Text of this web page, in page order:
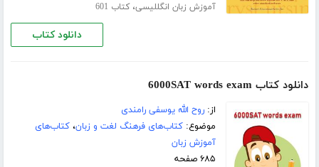
آموزش زبان انگللیسی،کتاب 601
دانلود کتاب
دانلود کتاب 6000SAT words exam
از:روح الله یوسفی رامندی
موضوع:کتاب‌های فرهنگ لغت و زبان،کتاب‌های
آموزش زبان
۶۸۵ صفحه